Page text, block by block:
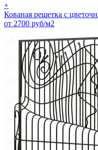
+
Кованая решетка с
от 2700 руб/м2